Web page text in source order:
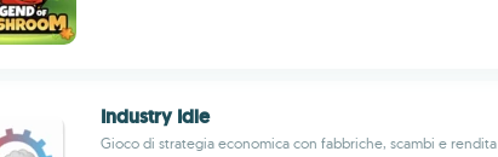
Industry Idle
Gioco di strategia economica con fabbriche, scambi e rendita